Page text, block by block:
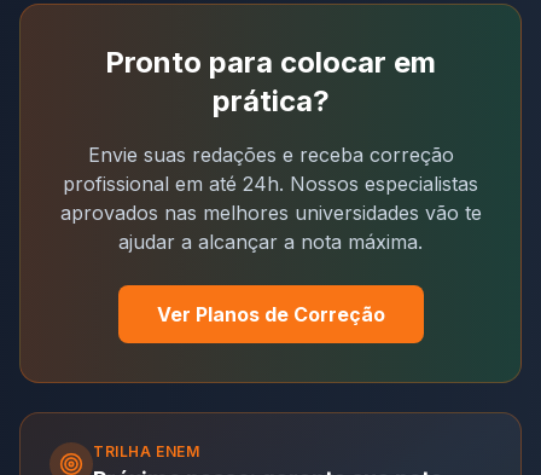
Pronto para colocar em
prática?
Envie suas redações e receba correção
profissional em até 24h. Nossos especialistas
aprovados nas melhores universidades vão te
ajudar a alcançar a nota máxima.
Ver Planos de Correção
TRILHA ENEM